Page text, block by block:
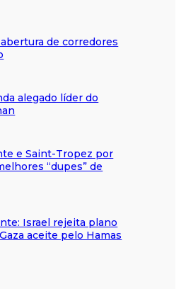
de corredores
alegado líder do
e Saint-Tropez por
“dupes” de
Israel rejeita plano
aceite pelo Hamas